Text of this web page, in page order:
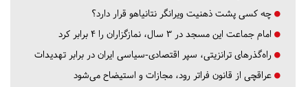
چه کسی پشت ذهنیت ویرانگر نتانیاهو قرار دارد؟
امام جماعت این مسجد در ۳ سال، نمازگزاران را ۴ برابر کرد
راه‌گذرهای ترانزیتی، سپر اقتصادی-سیاسی ایران در برابر تهدیدات
عراقچی از قانون فراتر رود، مجازات و استیضاح می‌شود